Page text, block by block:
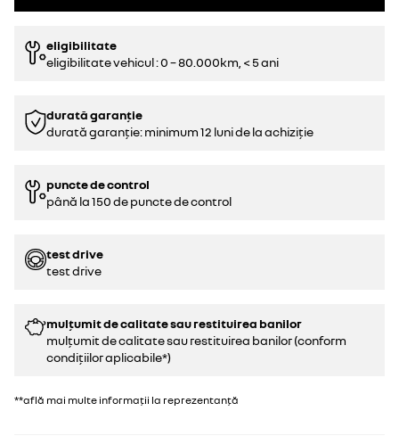
eligibilitate
eligibilitate vehicul : 0 – 80.000km, < 5 ani
durată garanție
durată garanție: minimum 12 luni de la achiziție
puncte de control
până la 150 de puncte de control
test drive
test drive
mulțumit de calitate sau restituirea banilor
mulțumit de calitate sau restituirea banilor (conform
condițiilor aplicabile*)
**află mai multe informații la reprezentanță